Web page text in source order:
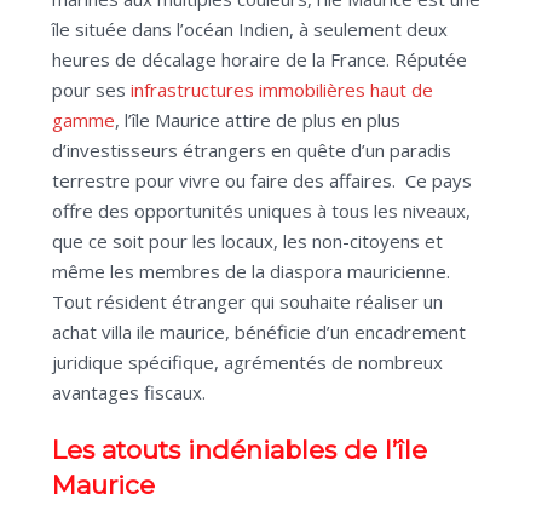
île située dans l’océan Indien, à seulement deux
heures de décalage horaire de la France. Réputée
pour ses infrastructures immobilières haut de
gamme, l’île Maurice attire de plus en plus
d’investisseurs étrangers en quête d’un paradis
terrestre pour vivre ou faire des affaires. Ce pays
offre des opportunités uniques à tous les niveaux,
que ce soit pour les locaux, les non-citoyens et
même les membres de la diaspora mauricienne.
Tout résident étranger qui souhaite réaliser un
achat villa ile maurice, bénéficie d’un encadrement
juridique spécifique, agrémentés de nombreux
avantages fiscaux.
Les atouts indéniables de l’île
Maurice